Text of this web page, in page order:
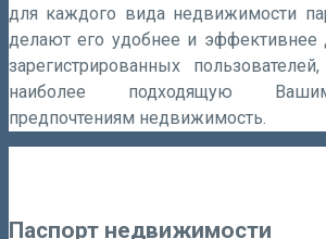
для каждого вида недвижимости
делают его удобнее и эффективнее
зарегистрированных
наиболее подходящую
предпочтениям недвижимость.
Паспорт недвижимости